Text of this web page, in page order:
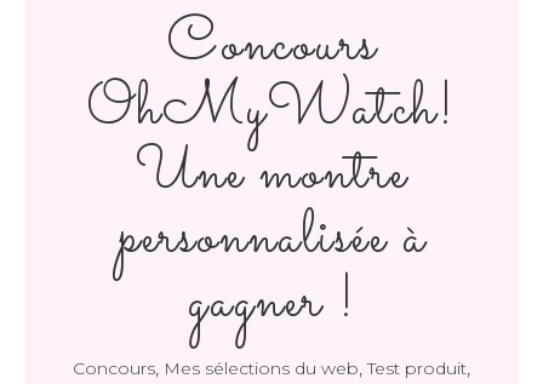
Concours
OhMyWatch!
Une montre
personnalisée à
gagner !
Concours, Mes sélections du web,Test produit,